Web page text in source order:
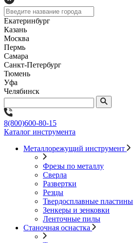
Екатеринбург
Казань
Москва
Пермь
Самара
Санкт-Петербург
Тюмень
Уфа
Челябинск
8(800)600-80-15
Каталог инструмента
Металлорежущий инструмент
Фрезы по металлу
Сверла
Развертки
Резцы
Твердосплавные пластины
Зенкеры и зенковки
Ленточные пилы
Станочная оснастка